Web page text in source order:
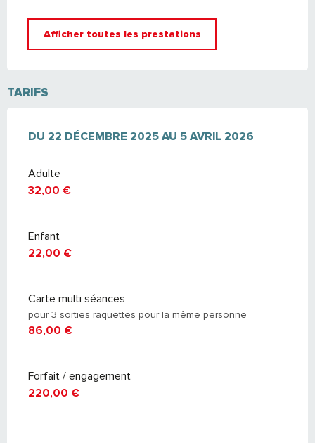
Afficher toutes les prestations
TARIFS
DU 22 DÉCEMBRE 2025 AU 5 AVRIL 2026
DU 22 DÉCEMBRE 2025 AU 5 AVRIL 2026
Adulte
32,00 €
Enfant
22,00 €
Carte multi séances
pour 3 sorties raquettes pour la même personne
86,00 €
Forfait / engagement
220,00 €